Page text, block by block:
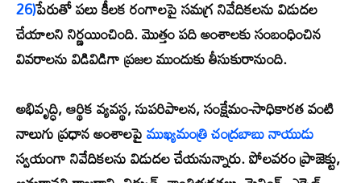
26)పేరుతో పలు కీలక రంగాలపై సమగ్ర నివేదికలను విడుదల
చేయాలని నిర్ణయించింది. మొత్తం పది అంశాలకు సంబంధించిన
వివరాలను విడివిడిగా ప్రజల ముందుకు తీసుకురానుంది.
అభివృద్ధి, ఆర్థిక వ్యవస్థ, సుపరిపాలన, సంక్షేమం-సాధికారత వంటి
నాలుగు ప్రధాన అంశాలపైముఖ్యమంత్రి చంద్రబాబు నాయుడు
స్వయంగా నివేదికలను విడుదల చేయనున్నారు. పోలవరం ప్రాజెక్టు,